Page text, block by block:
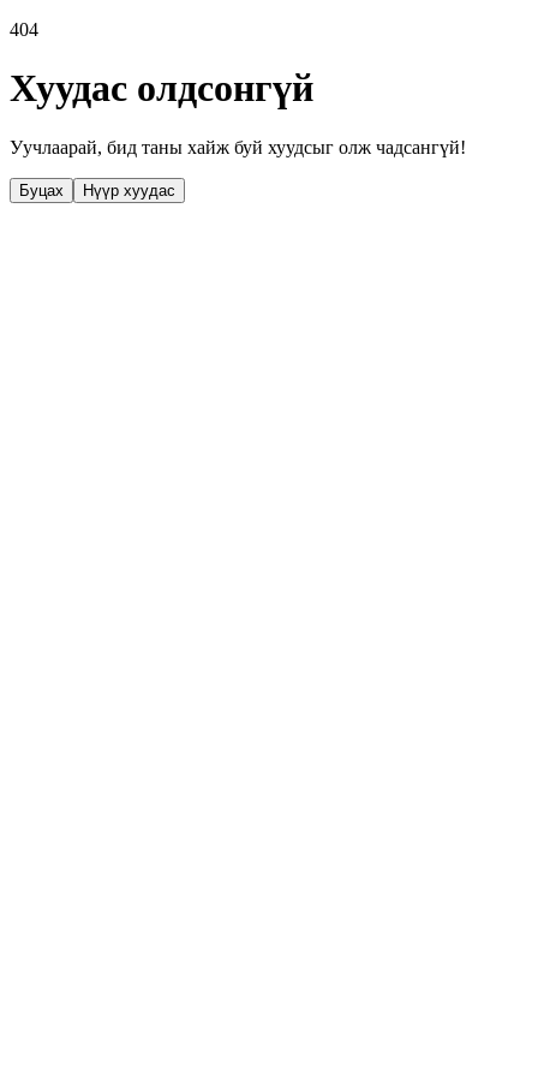
404
Хуудас олдсонгүй
Уучлаарай, бид таны хайж буй хуудсыг олж чадсангүй!
Буцах Нүүр хуудас